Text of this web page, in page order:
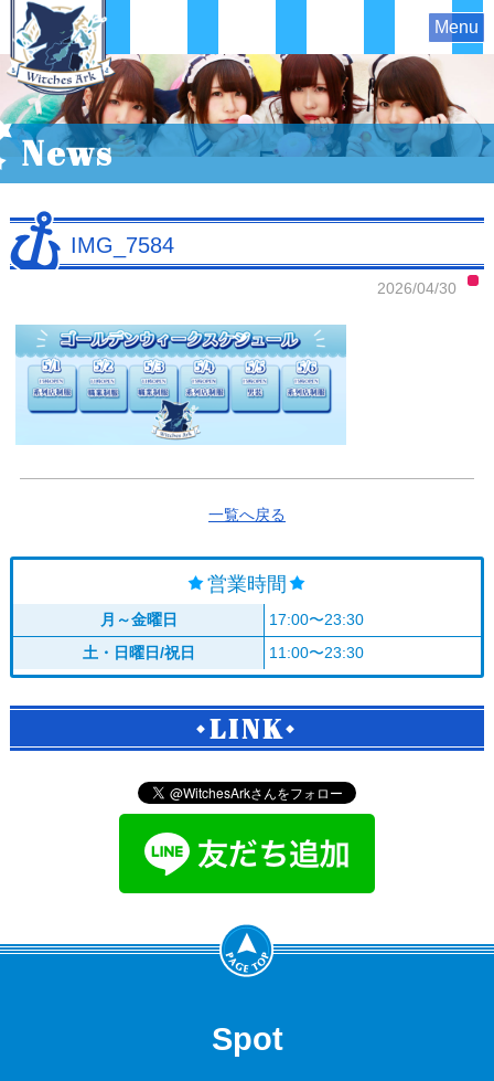
Menu
News
IMG_7584
2026/04/30
一覧へ戻る
営業時間
月～金曜日
17:00〜23:30
土・日曜日/祝日
11:00〜23:30
LINK
Spot